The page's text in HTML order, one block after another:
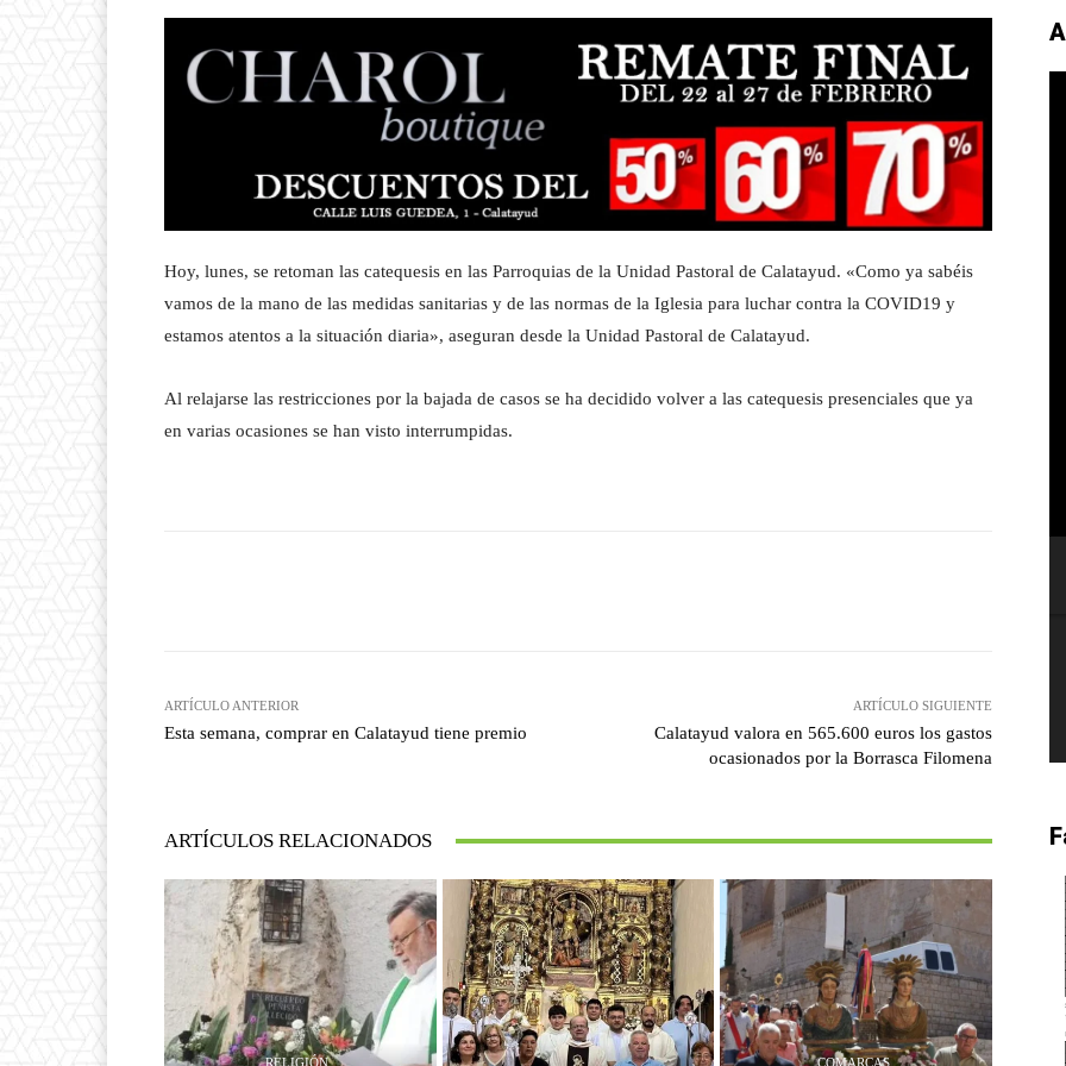
Hoy, lunes, se retoman las catequesis en las Parroquias de la Unidad Pastoral de Calatayud. «Como ya sabéis
vamos de la mano de las medidas sanitarias y de las normas de la Iglesia para luchar contra la COVID19 y
estamos atentos a la situación diaria», aseguran desde la Unidad Pastoral de Calatayud.
Al relajarse las restricciones por la bajada de casos se ha decidido volver a las catequesis presenciales que ya
en varias ocasiones se han visto interrumpidas.
ARTÍCULO ANTERIOR
Esta semana, comprar en Calatayud tiene premio
ARTÍCULO SIGUIENTE
Calatayud valora en 565.600 euros los gastos
ocasionados por la Borrasca Filomena
ARTÍCULOS RELACIONADOS
RELIGIÓN COMARCAS